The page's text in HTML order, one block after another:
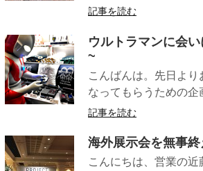
記事を読む
ウルトラマンに会
~
こんばんは。先日よ
なってもらうための企
記事を読む
海外展示会を無事終
こんにちは、営業の